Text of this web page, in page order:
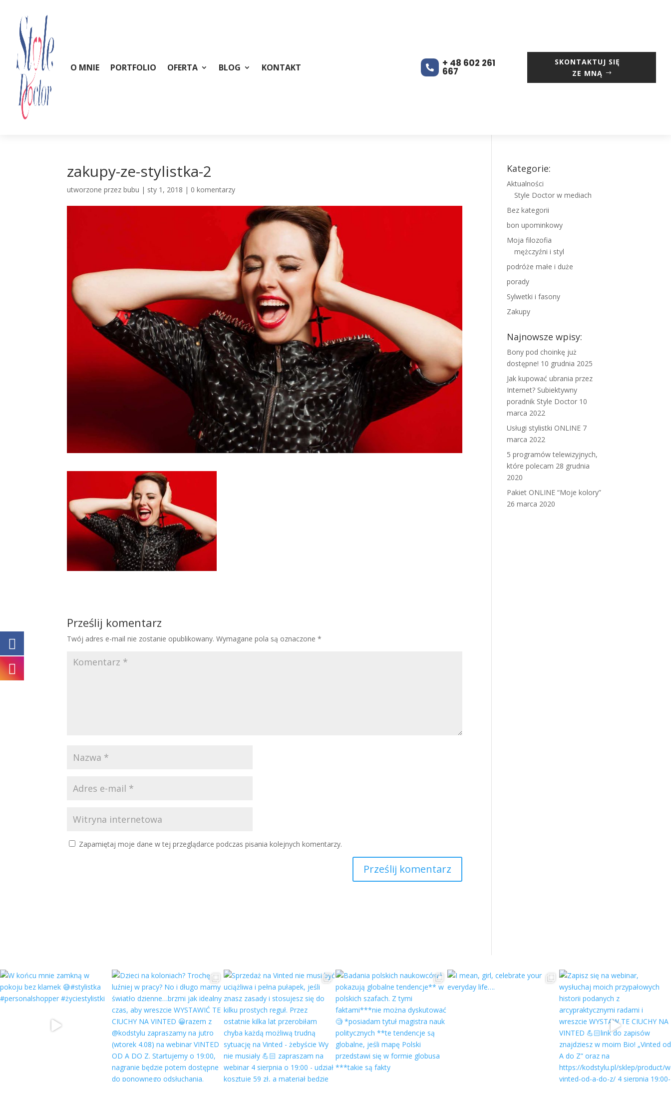
O MNIE PORTFOLIO OFERTA BLOG KONTAKT  + 48 602 261
667
SKONTAKTUJ SIĘ
ZE MNĄ
zakupy-ze-stylistka-2
utworzone przezbubu | sty 1, 2018 | 0 komentarzy
Prześlij komentarz
Twój adres e-mail nie zostanie opublikowany. Wymagane pola są oznaczone*
Zapamiętaj moje dane w tej przeglądarce podczas pisania kolejnych komentarzy.
Kategorie:
Aktualności
Style Doctor w mediach
Bez kategorii
bon upominkowy
Moja filozofia
mężczyźni i styl
podróże małe i duże
porady
Sylwetki i fasony
Zakupy
Najnowsze wpisy:
Bony pod choinkę już
dostępne! 10 grudnia 2025
Jak kupować ubrania przez
Internet? Subiektywny
poradnik Style Doctor 10
marca 2022
Usługi stylistki ONLINE 7
marca 2022
5 programów telewizyjnych,
które polecam 28 grudnia
2020
Pakiet ONLINE “Moje kolory”
26 marca 2020